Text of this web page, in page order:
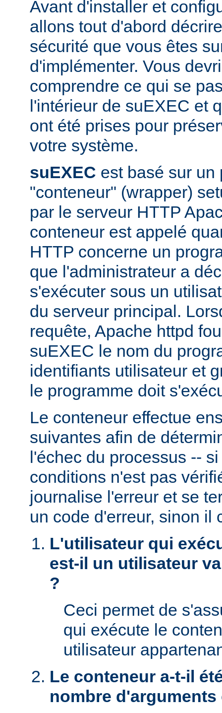
Avant d'installer et
allons tout d'abord
sécurité que vous êtes
d'implémenter. Vous
comprendre ce qui se
l'intérieur de suEXEC et
ont été prises pour
votre système.
suEXEC est basé sur un
"conteneur" (wrapper)
par le serveur HTTP
conteneur est appelé
HTTP concerne un
que l'administrateur a
s'exécuter sous un
du serveur principal.
requête, Apache httpd
suEXEC le nom du
identifiants utilisateur et
le programme doit
Le conteneur effectue
suivantes afin de
l'échec du processus --
conditions n'est pas
journalise l'erreur et se
un code d'erreur, sinon il
L'utilisateur qui
est-il un utilisateur
?
Ceci permet de
qui exécute le
utilisateur
Le conteneur a-t-il
nombre